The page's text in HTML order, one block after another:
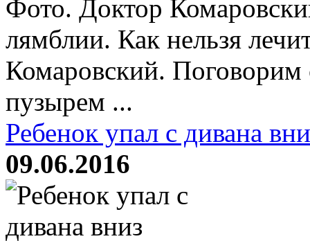
Фото. Доктор
лямблии. Как нельзя
Комаровский.
пузырем ...
Ребенок упал с дивана
09.06.2016